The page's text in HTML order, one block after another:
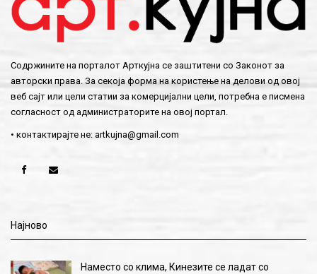
Содржините на порталот Арткујна се заштитени со Законот за
авторски права. За секоја форма на користење на делови од овој
веб сајт или цели статии за комерцијални цели, потребна е писмена
согласност од администраторите на овој портал.
• контактирајте не: artkujna@gmail.com
Најново
Наместо со клима, Кинезите се ладат со